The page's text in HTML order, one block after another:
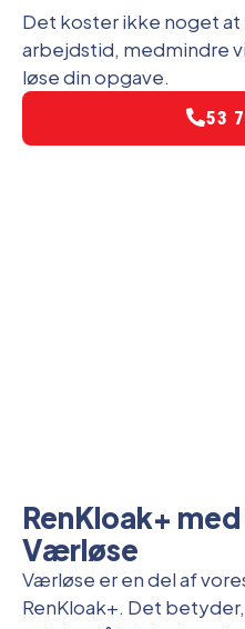
Det koster ikke noget
arbejdstid, medmindre
løse din opgave.
53
RenKloak+
Værløse
Værløse er en del af
RenKloak+. Det